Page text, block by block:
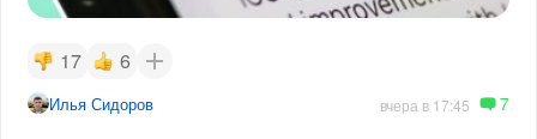
17 6
Илья Сидоров вчера в 17:45 7